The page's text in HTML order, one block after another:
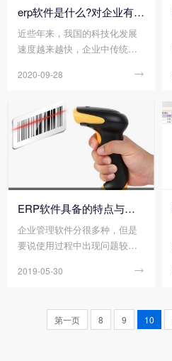
业管理。那么您知道ERP系统
具有哪些特点吗?下面顺景软件
小编为您介绍：
erp软件是什么?对企业有用吗?
近些年来，我国的科技化发展
速度越来越快，企业中传统的
展速度了，为了可以能够有效
多的企业开始将目光投向erp软
件。尤其是对电商企业来说，e
rp软件的应用更是重中之重。
那么erp软件是什么?对企业有
2020-09-28 
ERP软件具备的特点与功能有哪些
企业管理软件分很多种，但是
要说使用过程中出现问题较多
系统的使用的广泛性以及专业
候就需要更为谨慎，而因为涉
及到企业所有部门的几乎所有
2019-05-30 
第一页 8 9 10